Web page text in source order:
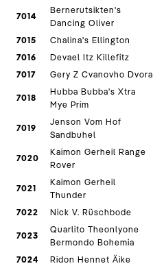
7014
Bernerutsikten's
Dancing Oliver
7015 Chalina's Ellington
7016
Devael Itz Killefitz
7017
Gery Z Cvanovho Dvora
7018
Hubba Bubba's Xtra
Mye Prim
7019
Jenson Vom Hof
Sandbuhel
7020
Kaimon Gerheil Range
Rover
7021
Kaimon Gerheil
Thunder
7022 Nick V. Rüschbode
7023
Quarlito Theonlyone
Bermondo Bohemia
7024 Ridon Hennet Äike